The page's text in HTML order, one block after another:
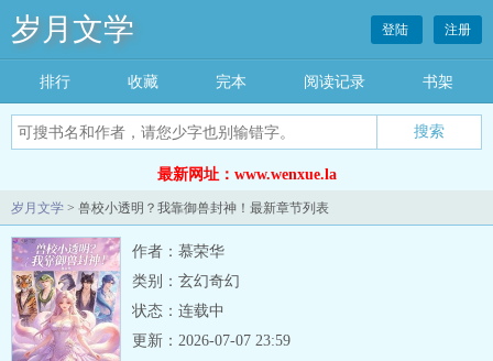
岁月文学 登陆 注册
排行 收藏 完本 阅读记录 书架
最新网址：www.wenxue.la
岁月文学 > 兽校小透明？我靠御兽封神！最新章节列表
作者：慕荣华
类别：玄幻奇幻
状态：连载中
更新：2026-07-07 23:59